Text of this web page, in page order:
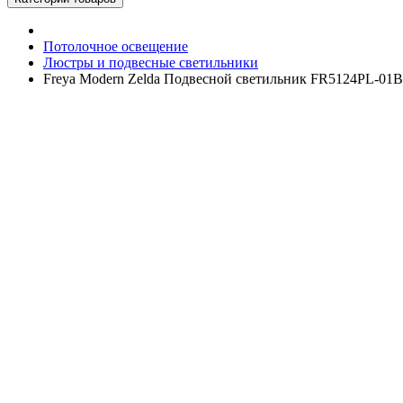
Потолочное освещение
Люстры и подвесные светильники
Freya Modern Zelda Подвесной светильник FR5124PL-